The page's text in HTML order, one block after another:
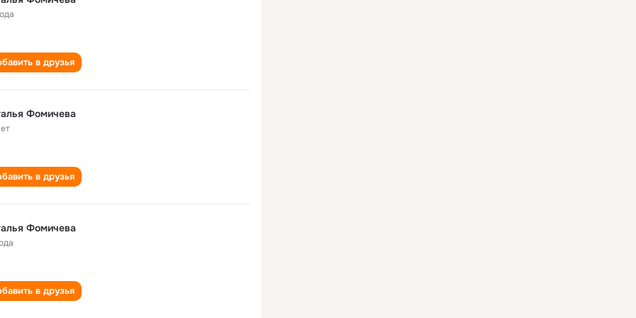
в друзья
Фомичева
в друзья
Фомичева
в друзья